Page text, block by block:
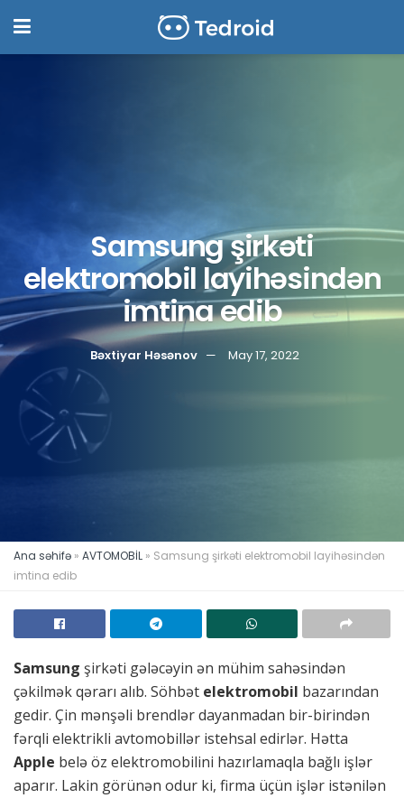
Samsung şirkəti
elektromobil layihəsindən
imtina edib
Bəxtiyar Həsənov May 17, 2022
Ana səhifə » AVTOMOBİL » Samsung şirkəti elektromobil layihəsindən
imtina edib
Samsung şirkəti gələcəyin ən mühim sahəsindən
çəkilmək qərarı alıb. Söhbət elektromobil bazarından
gedir. Çin mənşəli brendlər dayanmadan bir-birindən
fərqli elektrikli avtomobillər istehsal edirlər. Hətta
Apple belə öz elektromobilini hazırlamaqla bağlı işlər
aparır. Lakin görünən odur ki, firma üçün işlər istənilən